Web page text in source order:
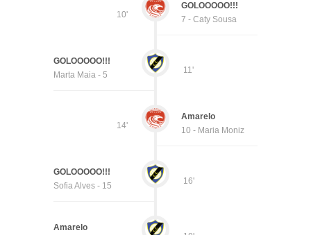
10'
GOLOOOOO!!!
7 - Caty Sousa
11'
GOLOOOOO!!!
Marta Maia - 5
14'
Amarelo
10 - Maria Moniz
16'
GOLOOOOO!!!
Sofia Alves - 15
Amarelo